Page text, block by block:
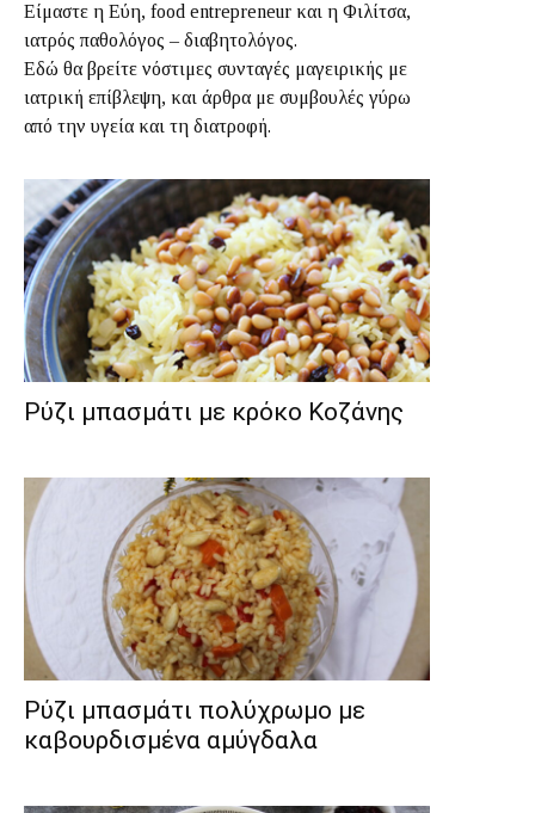
Είμαστε η Εύη, food entrepreneur και η Φιλίτσα,
ιατρός παθολόγος – διαβητολόγος.
Εδώ θα βρείτε νόστιμες συνταγές μαγειρικής με
ιατρική επίβλεψη, και άρθρα με συμβουλές γύρω
από την υγεία και τη διατροφή.
Ρύζι μπασμάτι με κρόκο Κοζάνης
Ρύζι μπασμάτι πολύχρωμο με
καβουρδισμένα αμύγδαλα